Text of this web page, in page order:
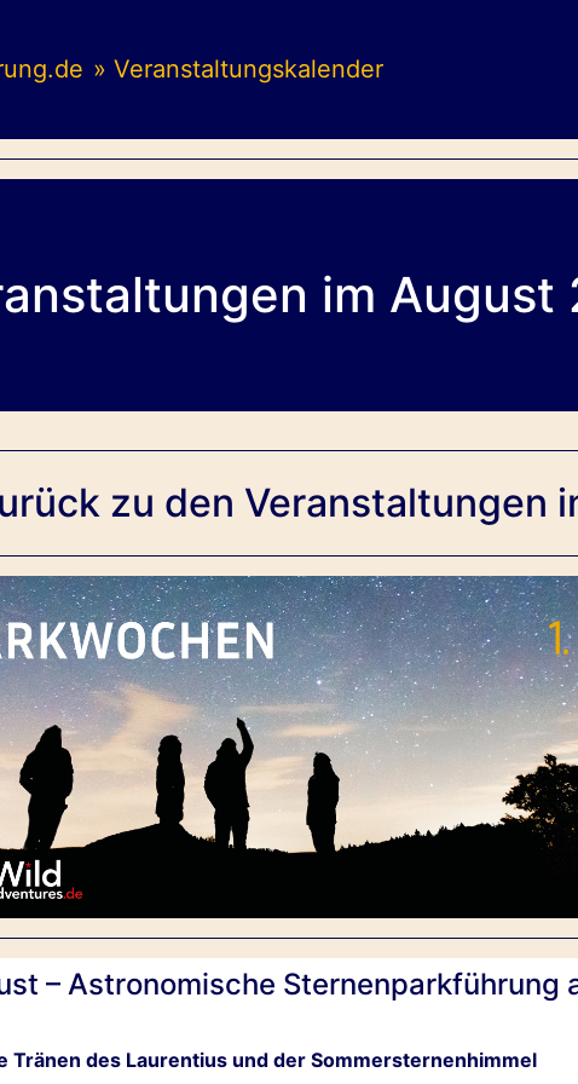
» Veranstaltungskalender
im August
zu den Veranstaltungen
– Astronomische Sternenparkführung
Tränen des Laurentius und der Sommersternenhimmel